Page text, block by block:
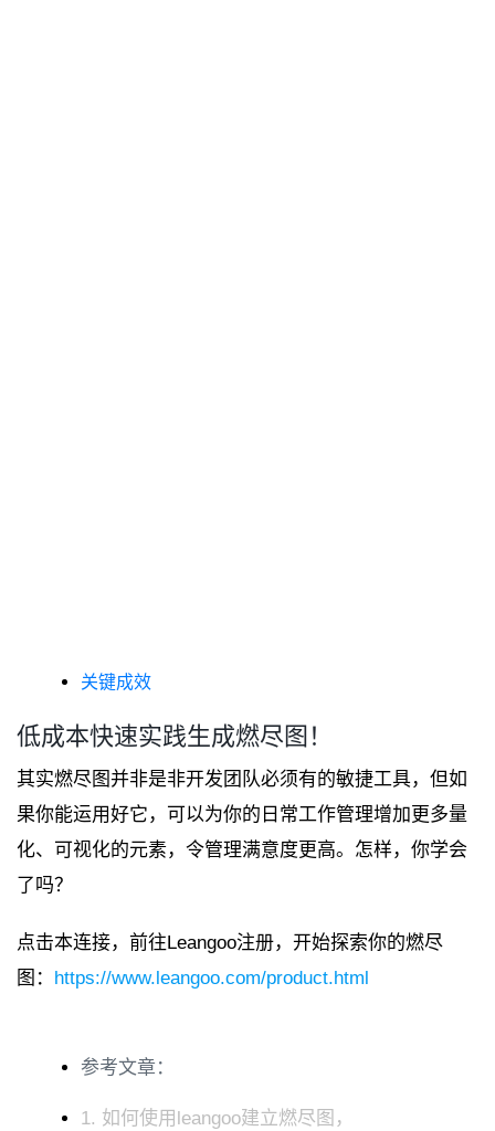
关键成效
低成本快速实践生成燃尽图！
其实燃尽图并非是非开发团队必须有的敏捷工具，但如
果你能运用好它，可以为你的日常工作管理增加更多量
化、可视化的元素，令管理满意度更高。怎样，你学会
了吗？
点击本连接，前往Leangoo注册，开始探索你的燃尽
图： https://www.leangoo.com/product.html
参考文章：
1. 如何使用leangoo建立燃尽图，